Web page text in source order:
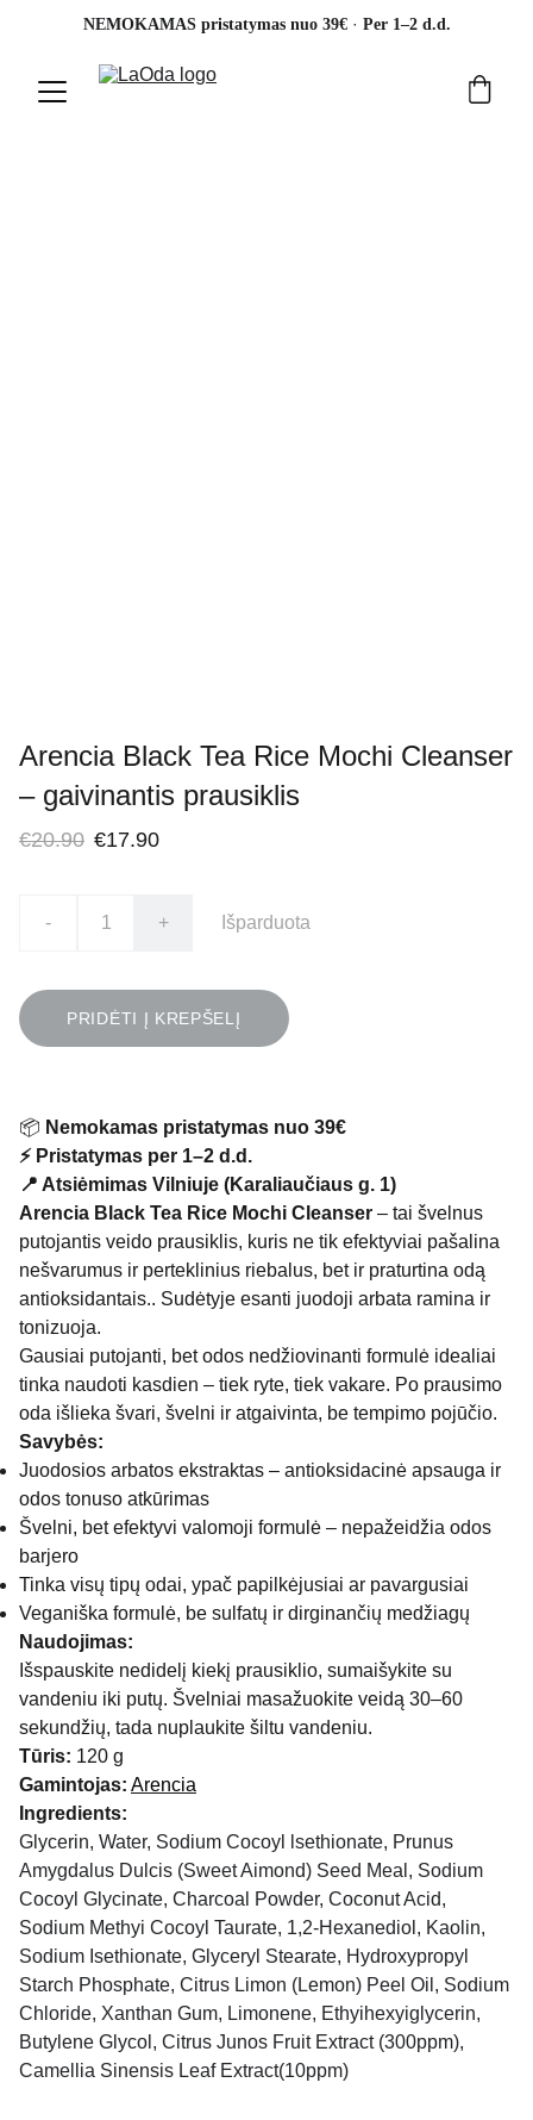
NEMOKAMAS pristatymas nuo 39€ · Per 1–2 d.d.
Arencia Black Tea Rice Mochi Cleanser
– gaivinantis prausiklis
€20.90 €17.90
- + Išparduota
PRIDĖTI Į KREPŠELĮ
📦 Nemokamas pristatymas nuo 39€
⚡ Pristatymas per 1–2 d.d.
📍 Atsiėmimas Vilniuje (Karaliaučiaus g. 1)
Arencia Black Tea Rice Mochi Cleanser – tai švelnus
putojantis veido prausiklis, kuris ne tik efektyviai pašalina
nešvarumus ir perteklinius riebalus, bet ir praturtina odą
antioksidantais.. Sudėtyje esanti juodoji arbata ramina ir
tonizuoja.
Gausiai putojanti, bet odos nedžiovinanti formulė idealiai
tinka naudoti kasdien – tiek ryte, tiek vakare. Po prausimo
oda išlieka švari, švelni ir atgaivinta, be tempimo pojūčio.
Savybės:
Juodosios arbatos ekstraktas – antioksidacinė apsauga ir
odos tonuso atkūrimas
Švelni, bet efektyvi valomoji formulė – nepažeidžia odos
barjero
Tinka visų tipų odai, ypač papilkėjusiai ar pavargusiai
Veganiška formulė, be sulfatų ir dirginančių medžiagų
Naudojimas:
Išspauskite nedidelį kiekį prausiklio, sumaišykite su
vandeniu iki putų. Švelniai masažuokite veidą 30–60
sekundžių, tada nuplaukite šiltu vandeniu.
Tūris: 120 g
Gamintojas: Arencia
Ingredients:
Glycerin, Water, Sodium Cocoyl lsethionate, Prunus
Amygdalus Dulcis (Sweet Aimond) Seed Meal, Sodium
Cocoyl Glycinate, Charcoal Powder, Coconut Acid,
Sodium Methyi Cocoyl Taurate, 1,2-Hexanediol, Kaolin,
Sodium Isethionate, Glyceryl Stearate, Hydroxypropyl
Starch Phosphate, Citrus Limon (Lemon) Peel Oil, Sodium
Chloride, Xanthan Gum, Limonene, Ethyihexyiglycerin,
Butylene Glycol, Citrus Junos Fruit Extract (300ppm),
Camellia Sinensis Leaf Extract(10ppm)